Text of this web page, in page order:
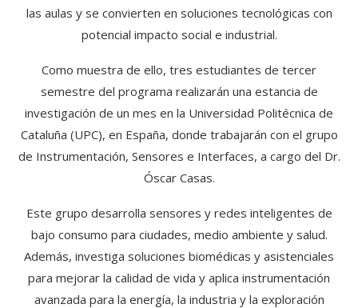
las aulas y se convierten en soluciones tecnológicas con
potencial impacto social e industrial.
Como muestra de ello, tres estudiantes de tercer
semestre del programa realizarán una estancia de
investigación de un mes en la Universidad Politécnica de
Cataluña (UPC), en España, donde trabajarán con el grupo
de Instrumentación, Sensores e Interfaces, a cargo del Dr.
Óscar Casas.
Este grupo desarrolla sensores y redes inteligentes de
bajo consumo para ciudades, medio ambiente y salud.
Además, investiga soluciones biomédicas y asistenciales
para mejorar la calidad de vida y aplica instrumentación
avanzada para la energía, la industria y la exploración